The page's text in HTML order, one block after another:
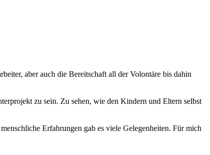
aber auch die Bereitschaft all der Volontäre bis dahin
zu sein. Zu sehen, wie den Kindern und Eltern selbst
Erfahrungen gab es viele Gelegenheiten. Für mich